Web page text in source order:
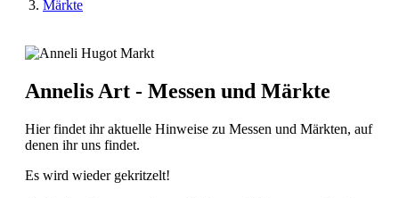
Märkte
Annelis Art - Messen und Märkte
Hier findet ihr aktuelle Hinweise zu Messen und Märkten, auf
denen ihr uns findet.
Es wird wieder gekritzelt!